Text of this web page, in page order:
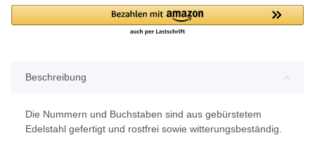
Beschreibung
Die Nummern und Buchstaben sind aus gebürstetem
Edelstahl gefertigt und rostfrei sowie witterungsbeständig.